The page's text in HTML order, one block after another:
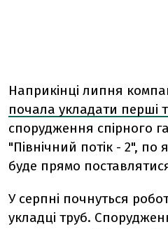
Наприкінці липня
почала укладати перші
спорудження спірного
"Північний потік - 2", по
буде прямо
У серпні почнуться
укладці труб.